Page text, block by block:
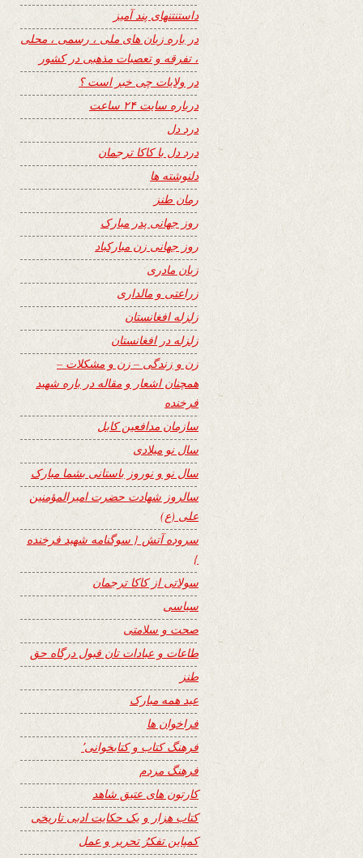
داستنتنهای پند آمیز
در باره زبان های ملی ، رسمی ، محلی
، تفرقه و تعصبات مذهبی در کشور
در ولایات چی خبر است ؟
درباره سایت ۲۴ ساعت
درد دل
درد دل با کاکا ترجمان
دلنوشته ها
رمان طنز
روز جهانی پدر مبارک
روز جهانی زن مبارکباد
زبان مادری
زراعتی و مالداری
زلزله افغانستان
زلزله در افغانستان
زن و زندگی – زن و مشکلات –
همچنان اشعار و مقاله در باره شهید
فرخنده
سازمان مدافعین کابل
سال نو میلادی
سال نو و نوروز باستانی بشما مبارک
سالروز شهادت حضرت امیرالمؤمنین
علی (ع)
سروده آتش { سوگنامه شهید فرخنده
}
سولاتی از کاکا ترجمان
سیاسی
صحت و سلامتی
طاعات و عبادات تان قبول درگاه حق
طنز
عید همه مبارک
فراخوان ها
فرهنگ کتاب و کتابخوانی٬
فرهنگ مردم
کارتون های عتیق شاهد
کتاب هزار و یک حکایت ادبی تاریخی
کمپاین تفکرُ تحریر و عمل